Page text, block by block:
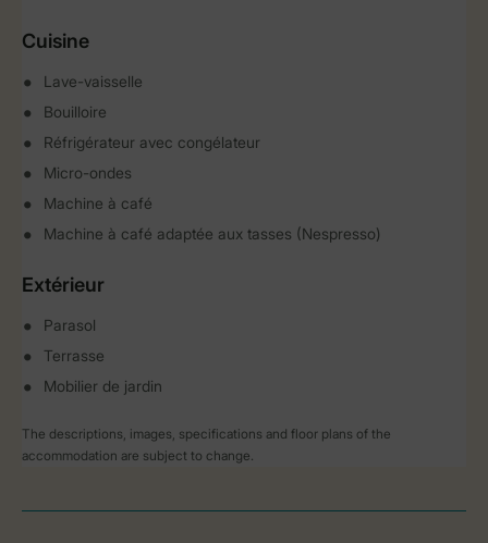
Cuisine
Lave-vaisselle
Bouilloire
Réfrigérateur avec congélateur
Micro-ondes
Machine à café
Machine à café adaptée aux tasses (Nespresso)
Extérieur
Parasol
Terrasse
Mobilier de jardin
The descriptions, images, specifications and floor plans of the
accommodation are subject to change.